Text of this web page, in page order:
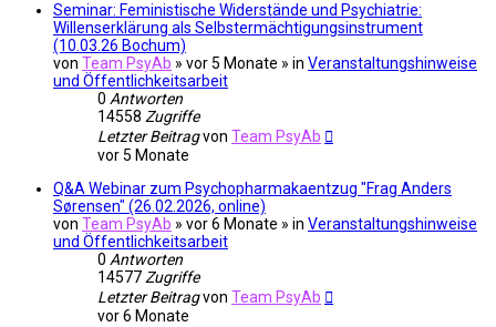
Seminar: Feministische Widerstände und Psychiatrie:
Willenserklärung als Selbstermächtigungsinstrument
(10.03.26 Bochum)
von Team PsyAb » vor 5 Monate » in Veranstaltungshinweise
und Öffentlichkeitsarbeit
0 Antworten
14558 Zugriffe
Letzter Beitragvon Team PsyAb
vor 5 Monate
Q&A Webinar zum Psychopharmakaentzug "Frag Anders
Sørensen" (26.02.2026, online)
von Team PsyAb » vor 6 Monate » in Veranstaltungshinweise
und Öffentlichkeitsarbeit
0 Antworten
14577 Zugriffe
Letzter Beitragvon Team PsyAb
vor 6 Monate